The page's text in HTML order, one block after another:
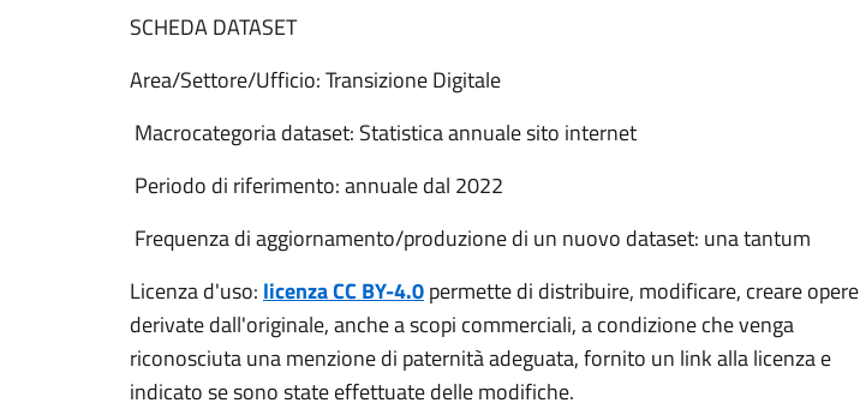
SCHEDA DATASET
Area/Settore/Ufficio: Transizione Digitale
Macrocategoria dataset: Statistica annuale sito internet
Periodo di riferimento: annuale dal 2022
Frequenza di aggiornamento/produzione di un nuovo dataset: una tantum
Licenza d'uso: licenza CC BY-4.0permette di distribuire, modificare, creare opere
derivate dall'originale, anche a scopi commerciali, a condizione che venga
riconosciuta una menzione di paternità adeguata, fornito un link alla licenza e
indicato se sono state effettuate delle modifiche.